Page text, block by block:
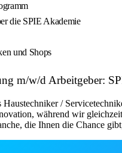
die SPIE Akademie
und Shops
m/w/d Arbeitgeber:
/
während wir
die Ihnen die Chance